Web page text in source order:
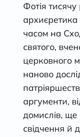
Фотія
часом на
святого,
церковного
наново
аргументи,
домислів, ще
свідчення й